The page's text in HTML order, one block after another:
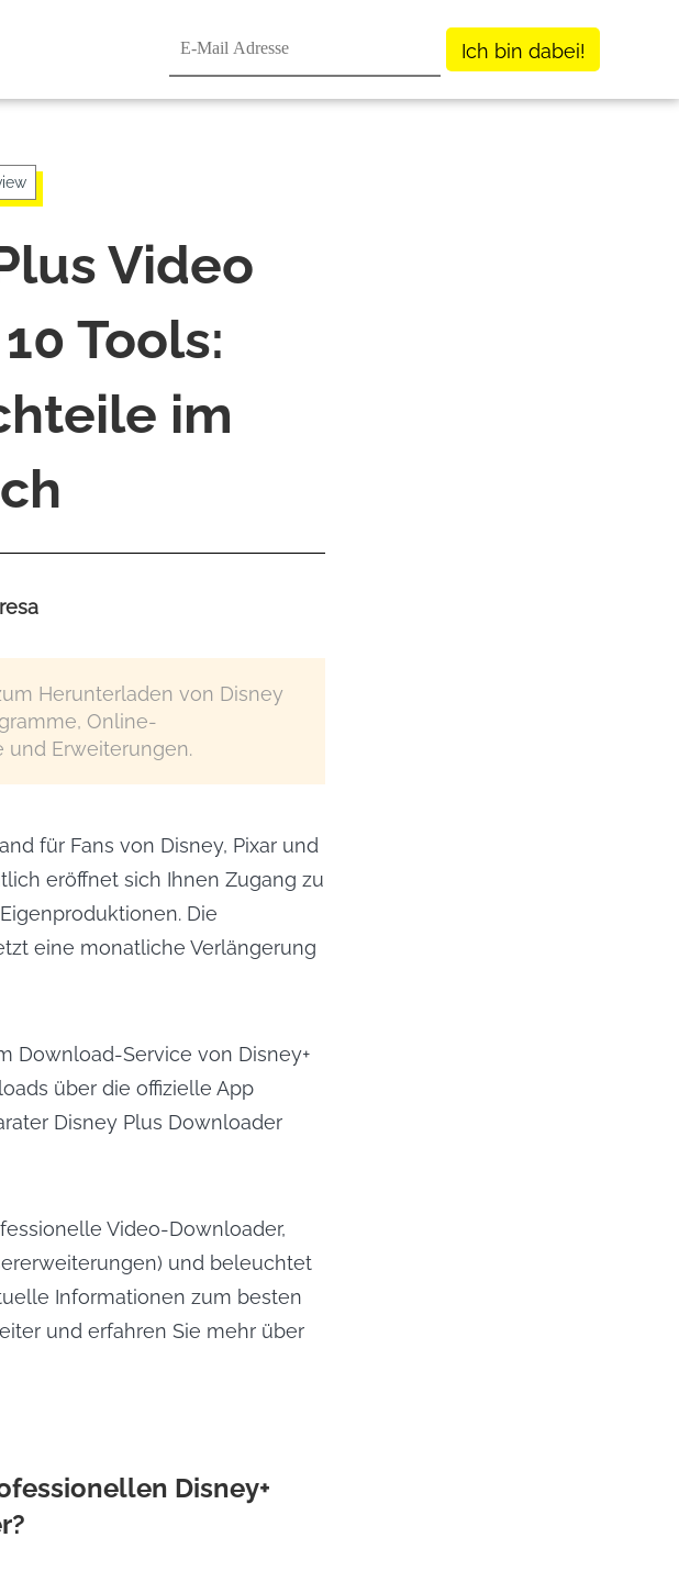
Ich bin dabei!
Video
Tools:
im
Herunterladen von Disney
Online-
und Erweiterungen.
für Fans von Disney, Pixar und
eröffnet sich Ihnen Zugang zu
Die
eine monatliche Verlängerung
Download-Service von Disney+
über die offizielle App
Disney Plus Downloader
Video-Downloader,
und beleuchtet
Informationen zum besten
und erfahren Sie mehr über
Disney+